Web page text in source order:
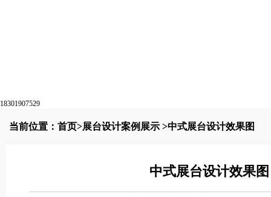
18301907529
当前位置： 首页>展台设计案例展示>中式展台设计效果图
中式展台设计效果图